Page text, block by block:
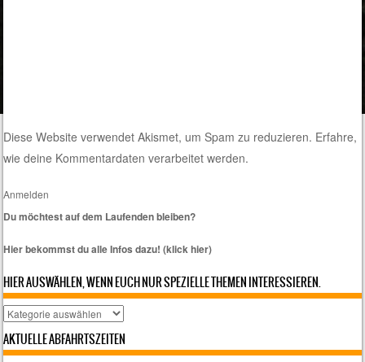
Diese Website verwendet Akismet, um Spam zu reduzieren. Erfahre,
wie deine Kommentardaten verarbeitet werden.
Anmelden
Du möchtest auf dem Laufenden bleiben?
Hier bekommst du alle Infos dazu! (klick hier)
HIER AUSWÄHLEN, WENN EUCH NUR SPEZIELLE THEMEN INTERESSIEREN.
Hier
wenn
AKTUELLE ABFAHRTSZEITEN